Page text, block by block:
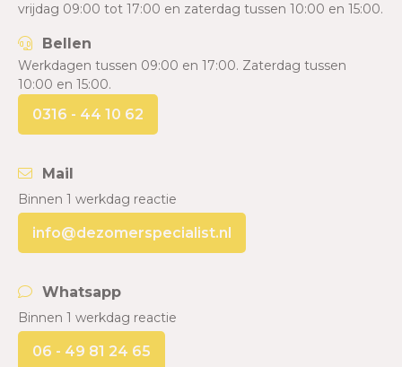
vrijdag 09:00 tot 17:00 en zaterdag tussen 10:00 en 15:00.
Bellen
Werkdagen tussen 09:00 en 17:00. Zaterdag tussen
10:00 en 15:00.
0316 - 44 10 62
Mail
Binnen 1 werkdag reactie
info@dezomerspecialist.nl
Whatsapp
Binnen 1 werkdag reactie
06 - 49 81 24 65